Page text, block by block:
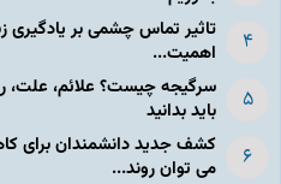
تاثیر تماس چشمی بر یادگیری
اهمیت...
سرگیجه چیست؟ علائم،
باید بدانید
کشف جدید دانشمندان برای
می توان روند...